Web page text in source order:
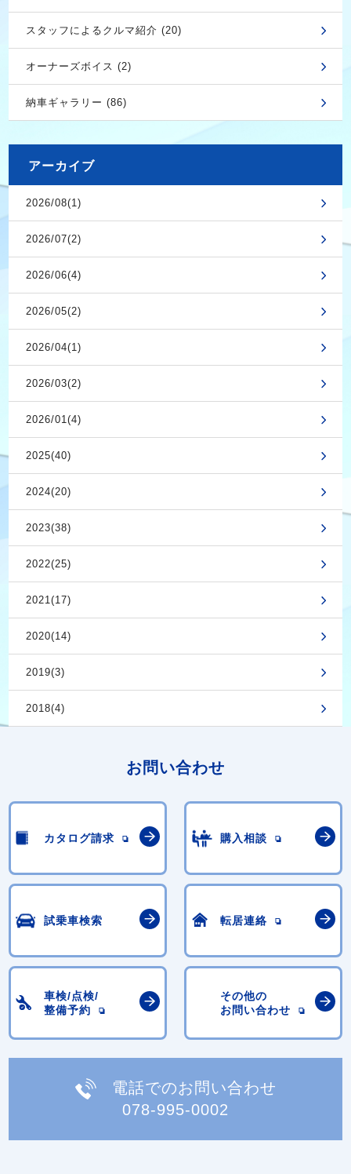
スタッフによるクルマ紹介 (20)
オーナーズボイス (2)
納車ギャラリー (86)
アーカイブ
2026/08(1)
2026/07(2)
2026/06(4)
2026/05(2)
2026/04(1)
2026/03(2)
2026/01(4)
2025(40)
2024(20)
2023(38)
2022(25)
2021(17)
2020(14)
2019(3)
2018(4)
お問い合わせ
カタログ請求 購入相談
試乗車検索 転居連絡
車検/点検/
整備予約
その他の
お問い合わせ
電話でのお問い合わせ
078-995-0002